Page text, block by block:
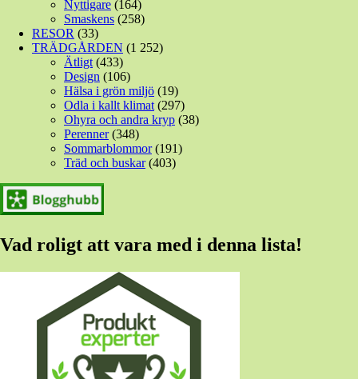
Nyttigare (164)
Smaskens (258)
RESOR (33)
TRÄDGÅRDEN (1 252)
Ätligt (433)
Design (106)
Hälsa i grön miljö (19)
Odla i kallt klimat (297)
Ohyra och andra kryp (38)
Perenner(348)
Sommarblommor(191)
Träd och buskar(403)
Vad roligt att vara med i denna lista!